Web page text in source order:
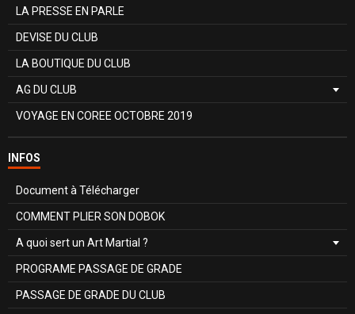
LA PRESSE EN PARLE
DEVISE DU CLUB
LA BOUTIQUE DU CLUB
AG DU CLUB
VOYAGE EN COREE OCTOBRE 2019
INFOS
Document à Télécharger
COMMENT PLIER SON DOBOK
A quoi sert un Art Martial ?
PROGRAME PASSAGE DE GRADE
PASSAGE DE GRADE DU CLUB